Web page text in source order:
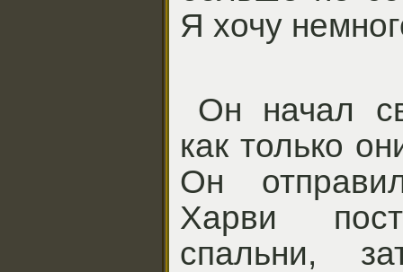
Я хочу
Он начал
как только
Он
Харви
спальни,